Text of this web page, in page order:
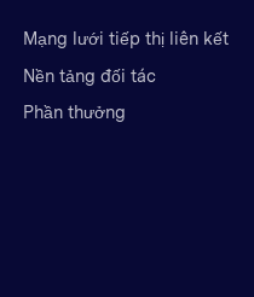
Mạng lưới tiếp thị liên kết
Nền tảng đối tác
Phần thưởng